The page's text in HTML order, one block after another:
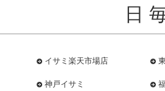
日
イサミ楽天市場店
神戸イサミ